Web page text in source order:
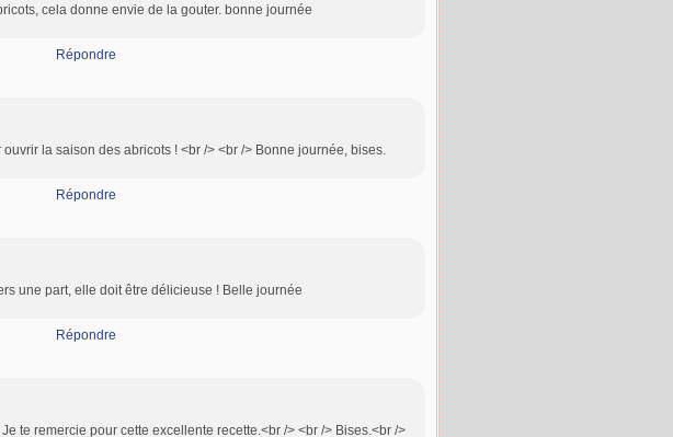
cela donne envie de la gouter. bonne journée
Répondre
la saison des abricots ! <br /> <br /> Bonne journée, bises.
Répondre
une part, elle doit être délicieuse ! Belle journée
Répondre
te remercie pour cette excellente recette.<br /> <br /> Bises.<br />